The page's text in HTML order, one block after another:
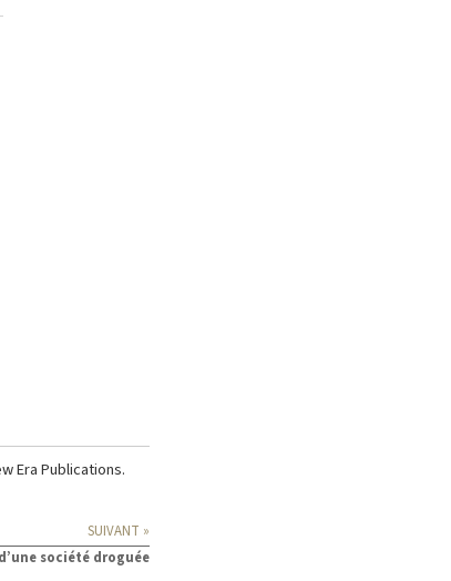
Era Publications.
SUIVANT »
société droguée